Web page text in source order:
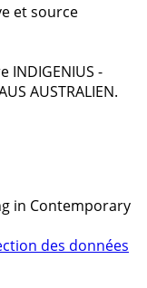
et source
INDIGENIUS -
AUSTRALIEN.
in Contemporary
des données